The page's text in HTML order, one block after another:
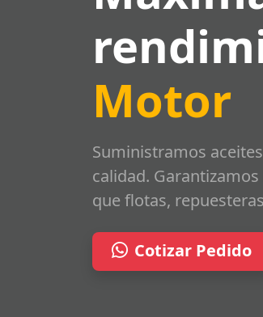
Motor
Suministramos
calidad.
que flotas,
Cotizar Pedido